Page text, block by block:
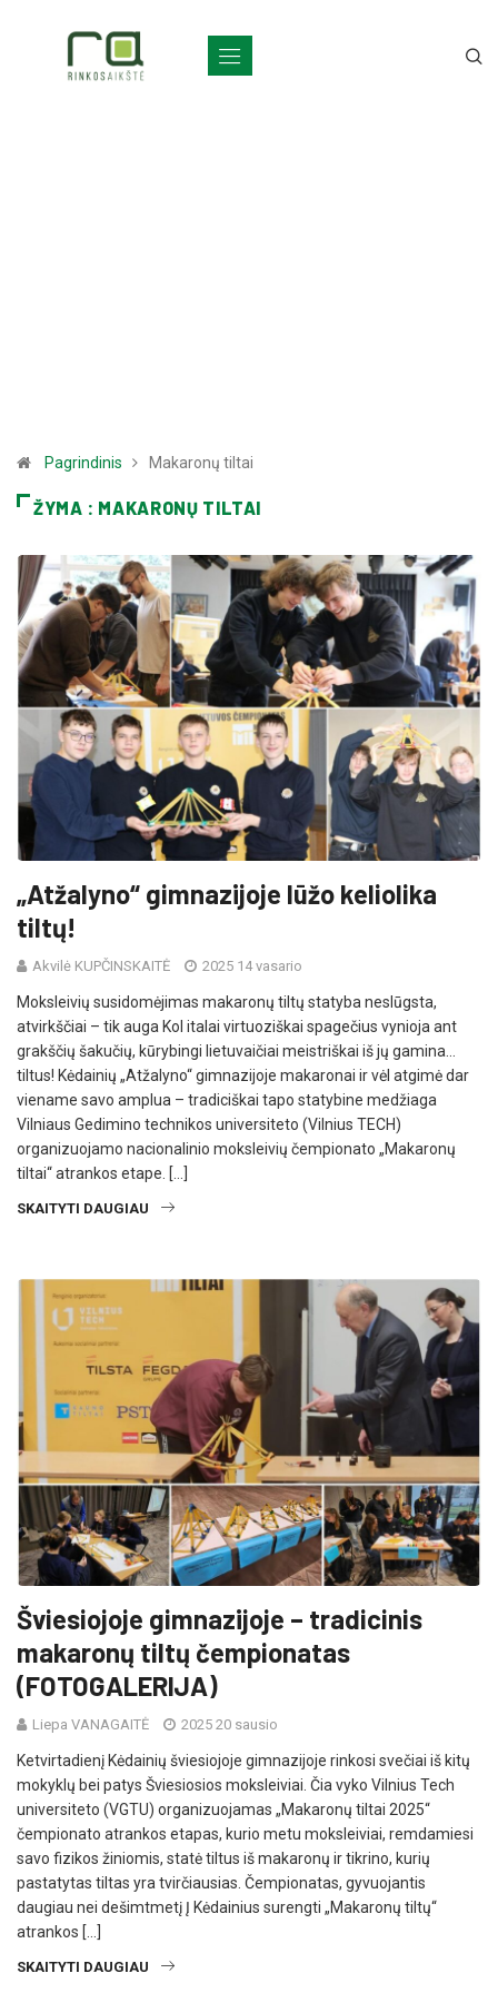
Pagrindinis Makaronų tiltai
ŽYMA : MAKARONŲ TILTAI
„Atžalyno“ gimnazijoje lūžo keliolika
tiltų!
Akvilė KUPČINSKAITĖ 2025 14 vasario
Moksleivių susidomėjimas makaronų tiltų statyba neslūgsta,
atvirkščiai – tik auga Kol italai virtuoziškai spagečius vynioja ant
grakščių šakučių, kūrybingi lietuvaičiai meistriškai iš jų gamina…
tiltus! Kėdainių „Atžalyno“ gimnazijoje makaronai ir vėl atgimė dar
viename savo amplua – tradiciškai tapo statybine medžiaga
Vilniaus Gedimino technikos universiteto (Vilnius TECH)
organizuojamo nacionalinio moksleivių čempionato „Makaronų
tiltai“ atrankos etape. […]
SKAITYTI DAUGIAU
Šviesiojoje gimnazijoje – tradicinis
makaronų tiltų čempionatas
(FOTOGALERIJA)
Liepa VANAGAITĖ 2025 20 sausio
Ketvirtadienį Kėdainių šviesiojoje gimnazijoje rinkosi svečiai iš kitų
mokyklų bei patys Šviesiosios moksleiviai. Čia vyko Vilnius Tech
universiteto (VGTU) organizuojamas „Makaronų tiltai 2025“
čempionato atrankos etapas, kurio metu moksleiviai, remdamiesi
savo fizikos žiniomis, statė tiltus iš makaronų ir tikrino, kurių
pastatytas tiltas yra tvirčiausias. Čempionatas, gyvuojantis
daugiau nei dešimtmetį Į Kėdainius surengti „Makaronų tiltų“
atrankos […]
SKAITYTI DAUGIAU